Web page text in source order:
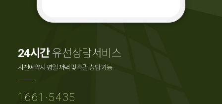
24시간유선상담서비스
사전예약시 평일 저녁 및 주말 상담 가능
1661·5435